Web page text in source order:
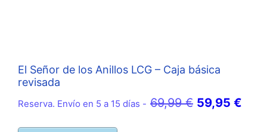
El Señor de los Anillos LCG – Caja básica
revisada
Reserva. Envío en 5 a 15 días - 69,99€ El
59,95 €